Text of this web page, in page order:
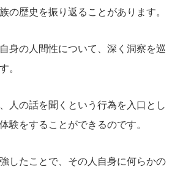
の歴史を振り返ることがあります。
身の人間性について、深く洞察を巡
。
人の話を聞くという行為を入口とし
験をすることができるのです。
したことで、その人自身に何らかの